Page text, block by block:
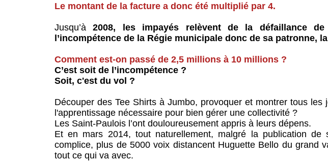
Le montant de la facture a donc été multiplié par 4.
Jusqu’à2008, les impayés relèvent de la défaillance de
l’incompétence de la Régie municipale donc de sa patronne,
Comment est-on passé de 2,5 millions à 10 millions ?
C’est soit de l’incompétence ?
Soit, c'est du vol ?
Découper des Tee Shirts à Jumbo, provoquer et montrer tous
l'apprentissage nécessaire pour bien gérer une collectivité ?
Les Saint-Paulois l’ont douloureusement appris à leurs dépens.
Et en mars 2014, tout naturellement, malgré la publication de
complice, plus de 5000 voix distancent Huguette Bello du grand
tout ce qui va avec.